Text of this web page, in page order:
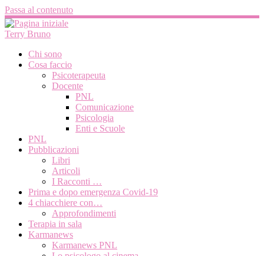
Passa al contenuto
Terry Bruno
Chi sono
Cosa faccio
Psicoterapeuta
Docente
PNL
Comunicazione
Psicologia
Enti e Scuole
PNL
Pubblicazioni
Libri
Articoli
I Racconti …
Prima e dopo emergenza Covid-19
4 chiacchiere con…
Approfondimenti
Terapia in sala
Karmanews
Karmanews PNL